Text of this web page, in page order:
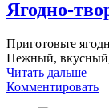
Ягодно-
Приготовьте
Нежный, вкусный,
Читать дальше
Комментировать